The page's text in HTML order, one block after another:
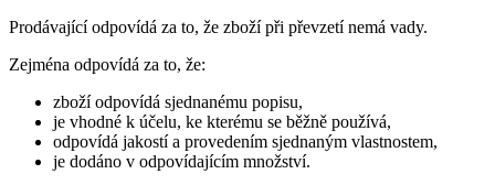
Prodávající odpovídá za to, že zboží při převzetí nemá vady.
Zejména odpovídá za to, že:
zboží odpovídá sjednanému popisu,
je vhodné k účelu, ke kterému se běžně používá,
odpovídá jakostí a provedením sjednaným vlastnostem,
je dodáno v odpovídajícím množství.